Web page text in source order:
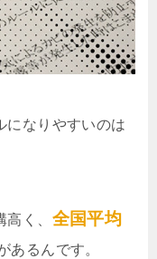
になりやすいのは
く、 全国平均
あるんです。